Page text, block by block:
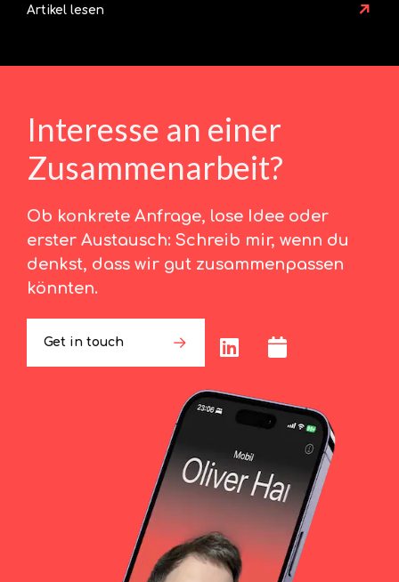
Artikel lesen ↗
Interesse an einer
Zusammenarbeit?
Ob konkrete Anfrage, lose Idee oder
erster Austausch: Schreib mir, wenn du
denkst, dass wir gut zusammenpassen
könnten.
Get in touch